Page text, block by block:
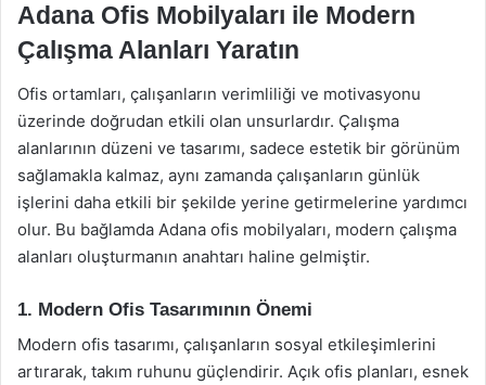
Adana Ofis Mobilyaları ile Modern
Çalışma Alanları Yaratın
Ofis ortamları, çalışanların verimliliği ve motivasyonu
üzerinde doğrudan etkili olan unsurlardır. Çalışma
alanlarının düzeni ve tasarımı, sadece estetik bir görünüm
sağlamakla kalmaz, aynı zamanda çalışanların günlük
işlerini daha etkili bir şekilde yerine getirmelerine yardımcı
olur. Bu bağlamda Adana ofis mobilyaları, modern çalışma
alanları oluşturmanın anahtarı haline gelmiştir.
1. Modern Ofis Tasarımının Önemi
Modern ofis tasarımı, çalışanların sosyal etkileşimlerini
artırarak, takım ruhunu güçlendirir. Açık ofis planları, esnek